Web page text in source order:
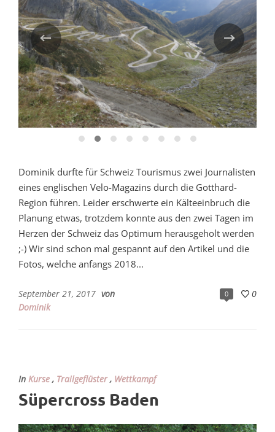
Dominik durfte für Schweiz Tourismus zwei Journalisten
eines englischen Velo-Magazins durch die Gotthard-
Region führen. Leider erschwerte ein Kälteeinbruch die
Planung etwas, trotzdem konnte aus den zwei Tagen im
Herzen der Schweiz das Optimum herausgeholt werden
;-) Wir sind schon mal gespannt auf den Artikel und die
Fotos, welche anfangs 2018...
0 0
September 21, 2017 von
Dominik
In Kurse , Trailgeflüster, Wettkampf
Süpercross Baden